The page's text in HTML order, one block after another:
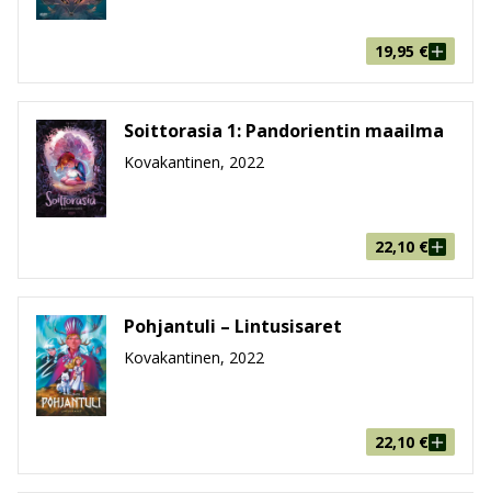
19,95 €
Soittorasia 1: Pandorientin maailma
Kovakantinen, 2022
22,10 €
Pohjantuli – Lintusisaret
Kovakantinen, 2022
22,10 €